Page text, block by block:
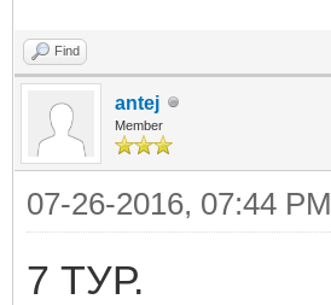
Find
antej
Member
07-26-2016, 07:44 PM
7 ТУР.